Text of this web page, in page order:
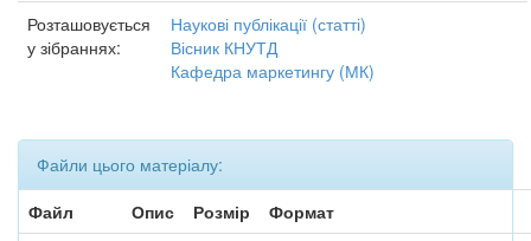
Розташовується
у зібраннях:
Наукові публікації (статті)
Вісник КНУТД
Кафедра маркетингу (МК)
Файли цього матеріалу:
Файл
Опис Розмір
Формат